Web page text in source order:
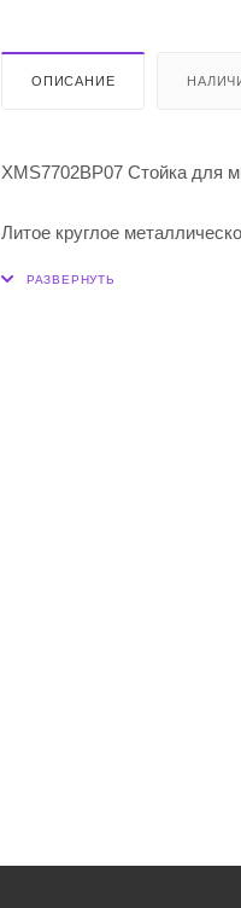
ОПИСАНИЕ
XMS7702BP07 Стойка для
Литое круглое